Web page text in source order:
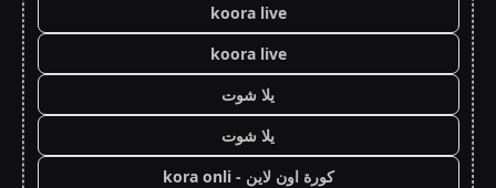
koora live
koora live
يلا شوت
يلا شوت
كورة اون لاين - kora onli